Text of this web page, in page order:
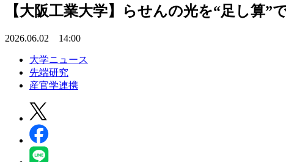
【大阪工業大学】らせんの光を“足し算
2026.06.02 14:00
大学ニュース
先端研究
産官学連携